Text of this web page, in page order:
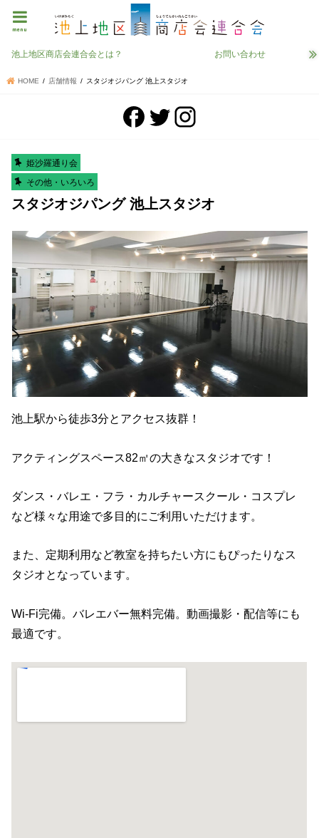
menu
池上地区商店会連合会とは？ お問い合わせ
HOME 店舗情報 スタジオジパング 池上スタジオ
姫沙羅通り会
その他・いろいろ
スタジオジパング 池上スタジオ
池上駅から徒歩3分とアクセス抜群！
アクティングスペース82㎡の大きなスタジオです！
ダンス・バレエ・フラ・カルチャースクール・コスプレ
など様々な用途で多目的にご利用いただけます。
また、定期利用など教室を持ちたい方にもぴったりなス
タジオとなっています。
Wi-Fi完備。バレエバー無料完備。動画撮影・配信等にも
最適です。